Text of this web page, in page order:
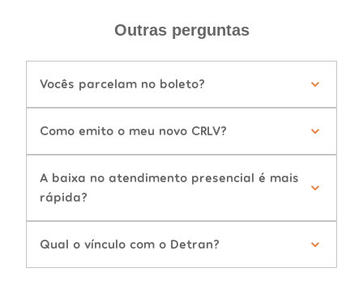
Outras perguntas
Vocês parcelam no boleto?
Como emito o meu novo CRLV?
A baixa no atendimento presencial é mais
rápida?
Qual o vínculo com o Detran?